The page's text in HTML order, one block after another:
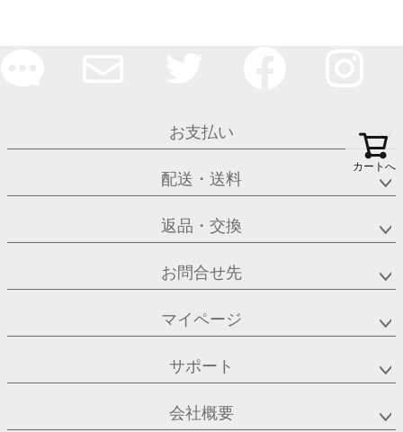
お支払い
配送・送料
返品・交換
お問合せ先
マイページ
サポート
会社概要
カートへ